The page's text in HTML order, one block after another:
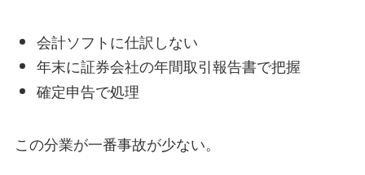
会計ソフトに仕訳しない
年末に証券会社の年間取引報告書で把握
確定申告で処理
この分業が一番事故が少ない。